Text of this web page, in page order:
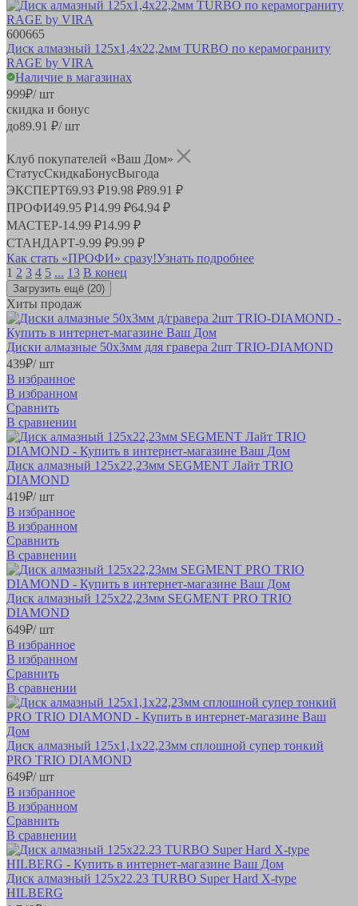
600665
Диск алмазный 125x1,4х22,2мм TURBO по керамограниту
RAGE by VIRA
Наличие в магазинах
999₽/ шт
скидка и бонус
до89.91 ₽/ шт
Клуб покупателей «Ваш Дом»
СтатусСкидкаБонусВыгода
ЭКСПЕРТ69.93 ₽19.98 ₽89.91 ₽
ПРОФИ49.95 ₽14.99 ₽64.94 ₽
МАСТЕР-14.99 ₽14.99 ₽
СТАНДАРТ-9.99 ₽9.99 ₽
Как стать «ПРОФИ» сразу!Узнать подробнее
1 2 3 4 5 ... 13 В конец
Загрузить ещё (20)
Хиты продаж
Диски алмазные 50х3мм для гравера 2шт TRIO-DIAMOND
439₽/ шт
В избранное
В избранном
Сравнить
В сравнении
Диск алмазный 125x22,23мм SEGMENT Лайт TRIO
DIAMOND
419₽/ шт
В избранное
В избранном
Сравнить
В сравнении
Диск алмазный 125x22,23мм SEGMENT PRO TRIO
DIAMOND
649₽/ шт
В избранное
В избранном
Сравнить
В сравнении
Диск алмазный 125x1,1x22,23мм сплошной супер тонкий
PRO TRIO DIAMOND
649₽/ шт
В избранное
В избранном
Сравнить
В сравнении
Диск алмазный 125x22.23 TURBO Super Hard Х-type
HILBERG